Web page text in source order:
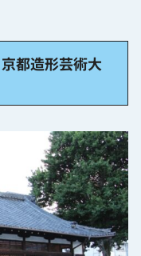
都造形芸術大